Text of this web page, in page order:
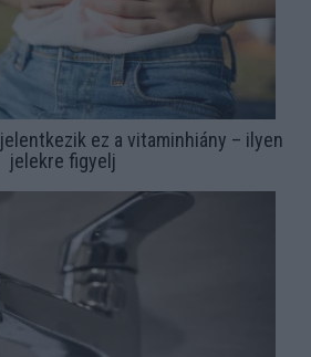
ez a vitaminhiány – ilyen
jelekre figyelj